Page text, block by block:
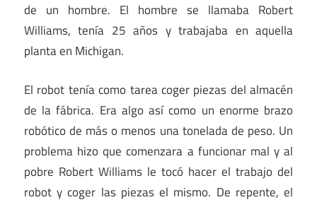
de un hombre. El hombre se llamaba Robert
Williams, tenía 25 años y trabajaba en aquella
planta en Michigan.
El robot tenía como tarea coger piezas del almacén
de la fábrica. Era algo así como un enorme brazo
robótico de más o menos una tonelada de peso. Un
problema hizo que comenzara a funcionar mal y al
pobre Robert Williams le tocó hacer el trabajo del
robot y coger las piezas el mismo. De repente, el